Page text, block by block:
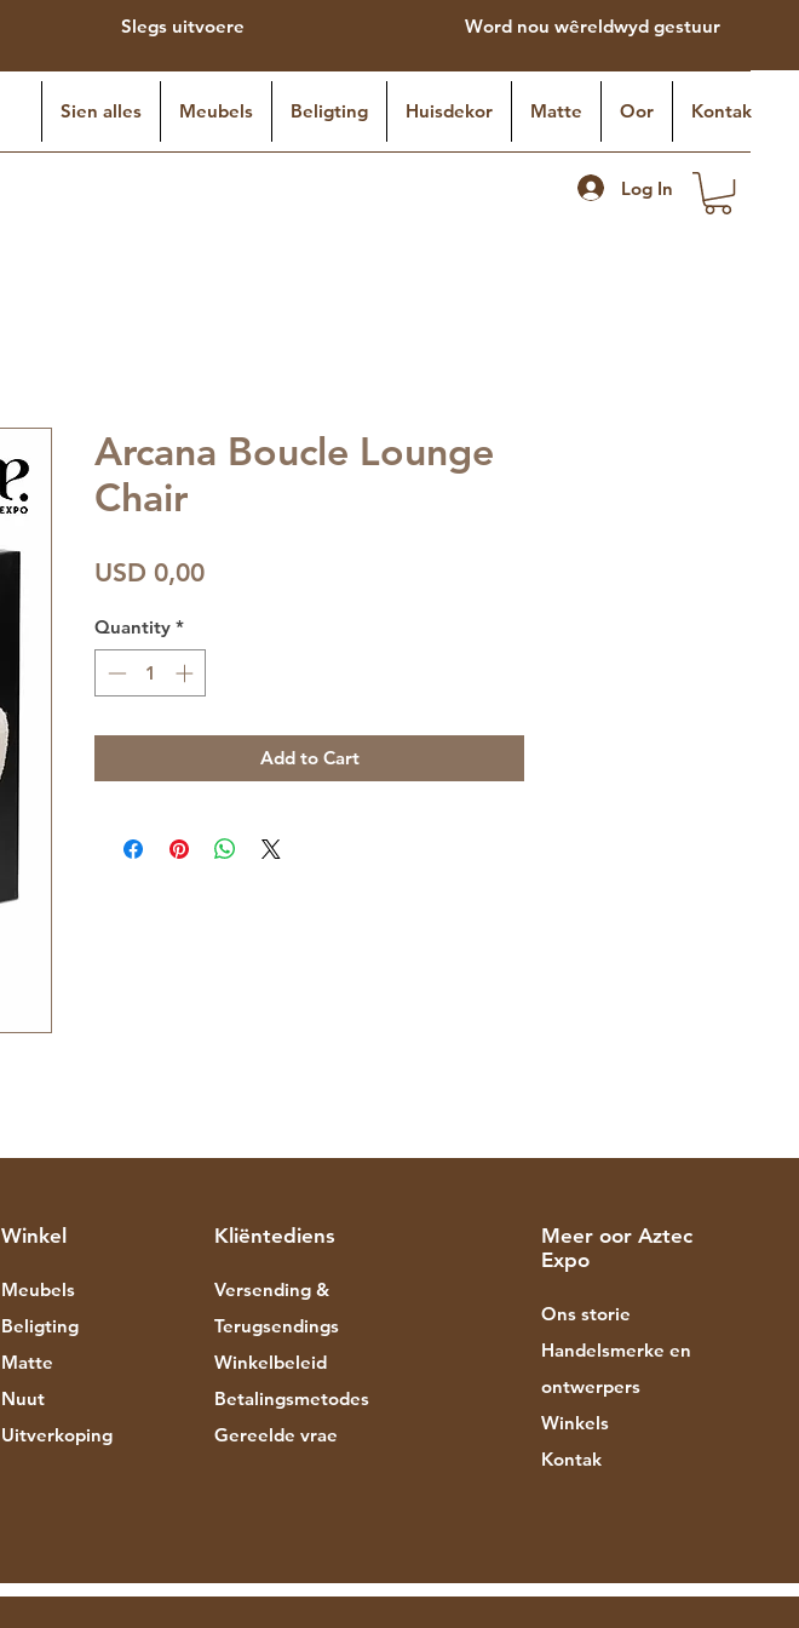
Slegs uitvoere Word nou wêreldwyd gestuur
Sien alles Meubels Beligting Huisdekor Matte Oor Kontak
Log In
Arcana Boucle Lounge
Chair
USD 0,00Price
Quantity *
Add to Cart
Winkel
Meubels
Beligting
Matte
Nuut
Uitverkoping
Kliëntediens
Versending &
Terugsendings
Winkelbeleid
Betalingsmetodes
Gereelde vrae
Meer oor Aztec
Expo
Ons storie
Handelsmerke en
ontwerpers
Winkels
Kontak